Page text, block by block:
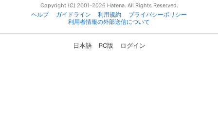
Copyright (C) 2001-2026 Hatena. All Rights Reserved.
ヘルプ
ガイドライン 利用規約
プライバシーポリシー
利用者情報の外部送信について
日本語 PC版 ログイン